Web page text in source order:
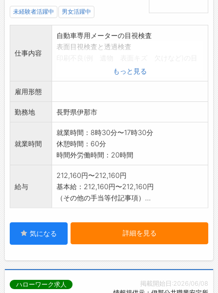
未経験者活躍中 男女活躍中
仕事内容
自動車専用メーターの目視検査
表面目視検査と透過検査
裏からライトで照らし検査する透過検査
もっと見る
雇用形態
勤務地 長野県伊那市
就業時間
就業時間：8時30分〜17時30分
休憩時間：60分
時間外労働時間：20時間
給与
212,160円〜212,160円
基本給：212,160円〜212,160円
（その他の手当等付記事項）...
気になる 詳細を見る
掲載開始日:2026/06/08
ハローワーク求人